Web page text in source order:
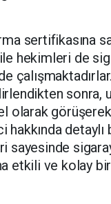
sertifikasına
hekimleri de
çalışmaktadırlar.
sonra,
olarak
hakkında
sayesinde
etkili ve kolay